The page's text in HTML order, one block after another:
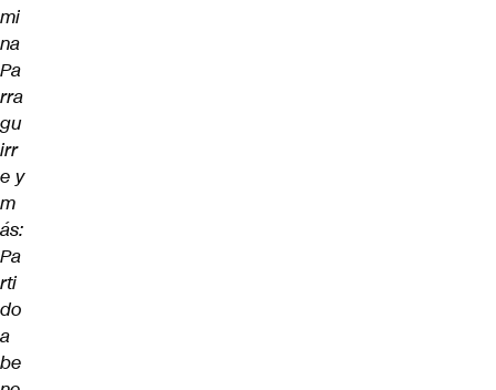
mi
na
Pa
rra
gu
irr
e y
m
ás:
Pa
rti
do
a
be